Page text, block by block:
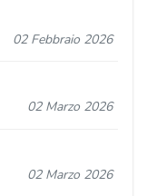
02 Febbraio 2026
02 Marzo 2026
02 Marzo 2026